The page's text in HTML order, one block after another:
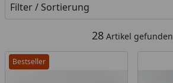
Filter / Sortierung
28 Artikel gefunden
Bestseller